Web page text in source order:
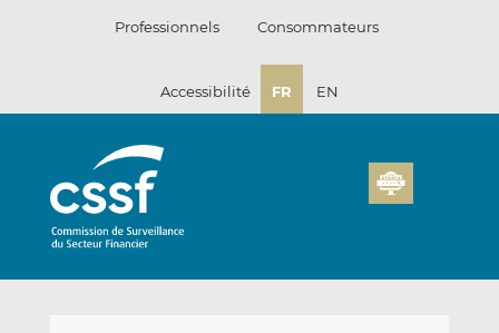
Professionnels Consommateurs
Accessibilité FR EN